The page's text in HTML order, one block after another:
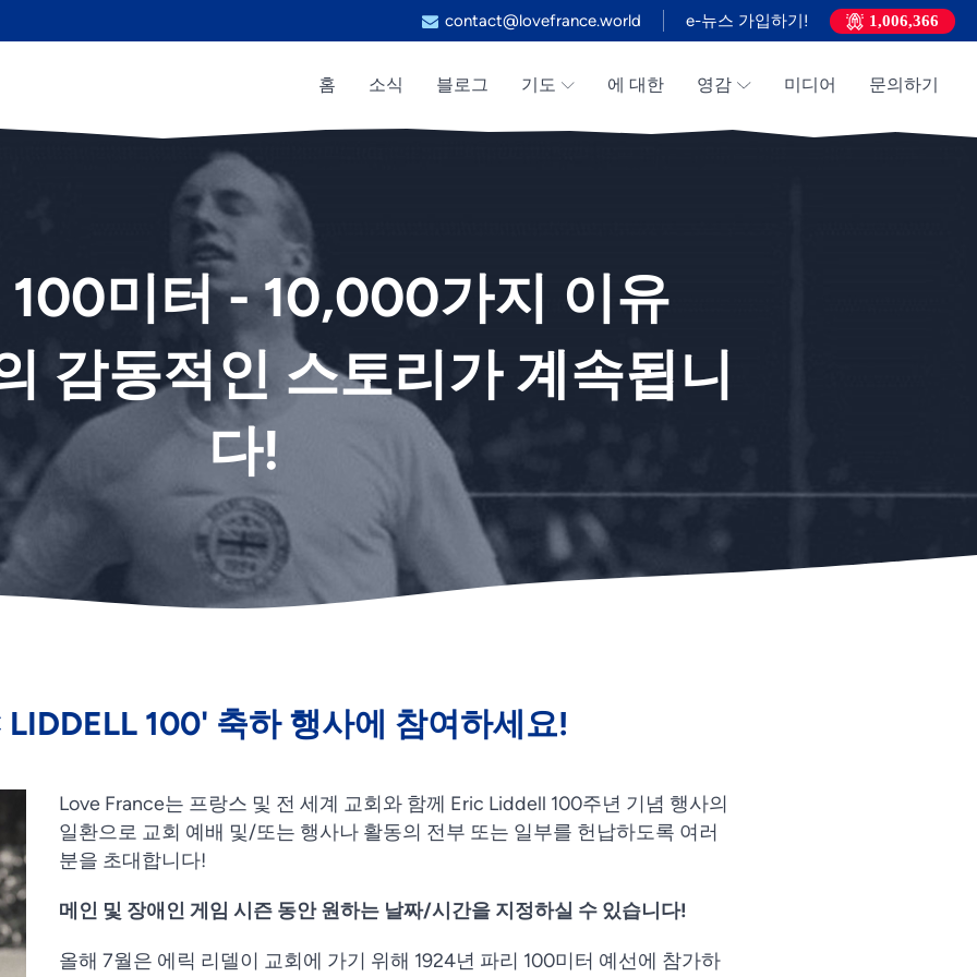
contact@lovefrance.world e-뉴스 가입하기! 1,006,366
홈 소식 블로그 기도 에 대한 영감 미디어 문의하기
미터 - 10,000가지 이유
감동적인 스토리가 계속됩니
다!
LIDDELL 100' 축하 행사에 참여하세요!
Love France는 프랑스 및 전 세계 교회와 함께 Eric Liddell 100주년 기념 행사의
일환으로 교회 예배 및/또는 행사나 활동의 전부 또는 일부를 헌납하도록 여러
분을 초대합니다!
메인 및 장애인 게임 시즌 동안 원하는 날짜/시간을 지정하실 수 있습니다!
올해 7월은 에릭 리델이 교회에 가기 위해 1924년 파리 100미터 예선에 참가하